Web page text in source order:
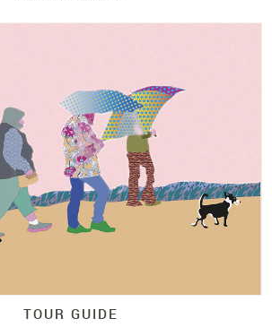
TOUR GUIDE